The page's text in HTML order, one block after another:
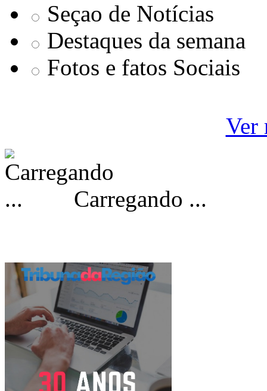
Seçao de Notícias
Destaques da semana
Fotos e fatos Sociais
Ver
Carregando ...